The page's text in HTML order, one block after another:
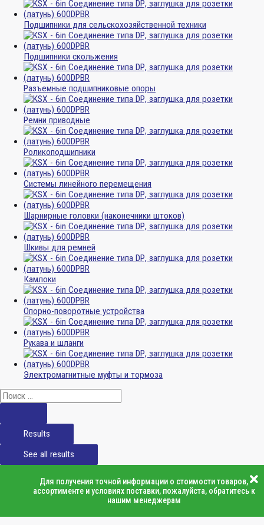
Подшипники для сельскохозяйственной техники
Подшипники скольжения
Разъемные подшипниковые опоры
Ремни приводные
Роликоподшипники
Системы линейного перемещения
Шарнирные головки (наконечники штоков)
Шкивы для ремней
Камлоки
Опорно-поворотные устройства
Рукава и шланги
Электромагнитные муфты и тормоза
Results
See all results
Для получения точной информации о стоимости товаров,
ассортименте и условиях поставки, пожалуйста, обратитесь к
нашим менеджерам